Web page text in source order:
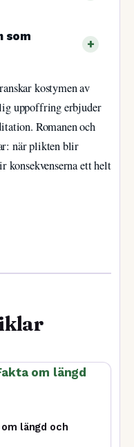
som
kostymen av
uppoffring erbjuder
Romanen och
när plikten blir
konsekvenserna ett helt
längd och